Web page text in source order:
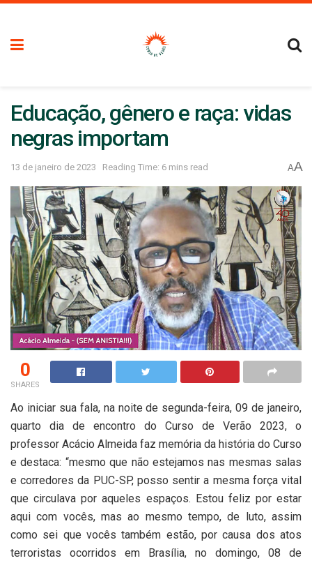
Educação, gênero e raça: vidas
negras importam
13 de janeiro de 2023 Reading Time: 6 mins read AA
0
SHARES
Ao iniciar sua fala, na noite de segunda-feira, 09 de janeiro,
quarto dia de encontro do Curso de Verão 2023, o
professor Acácio Almeida faz memória da história do Curso
e destaca: “mesmo que não estejamos nas mesmas salas
e corredores da PUC-SP, posso sentir a mesma força vital
que circulava por aqueles espaços. Estou feliz por estar
aqui com vocês, mas ao mesmo tempo, de luto, assim
como sei que vocês também estão, por causa dos atos
terroristas ocorridos em Brasília, no domingo, 08 de